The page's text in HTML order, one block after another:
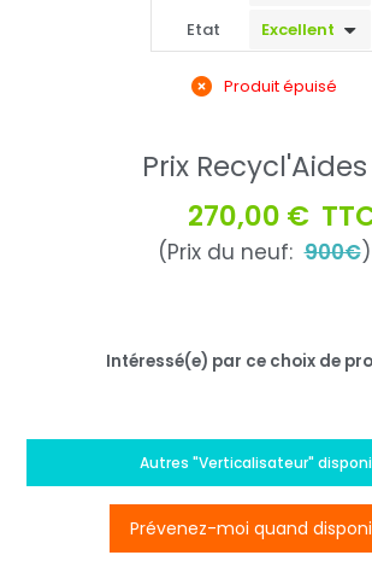
Etat
Produit épuisé
Prix
270,00 €
(Prix du neuf:900€)
Intéressé(e) par ce choix de
Autres "Verticalisateur"
Prévenez-moi quand